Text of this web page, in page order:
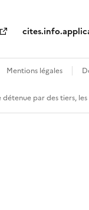
Mentions légales
par des tiers,